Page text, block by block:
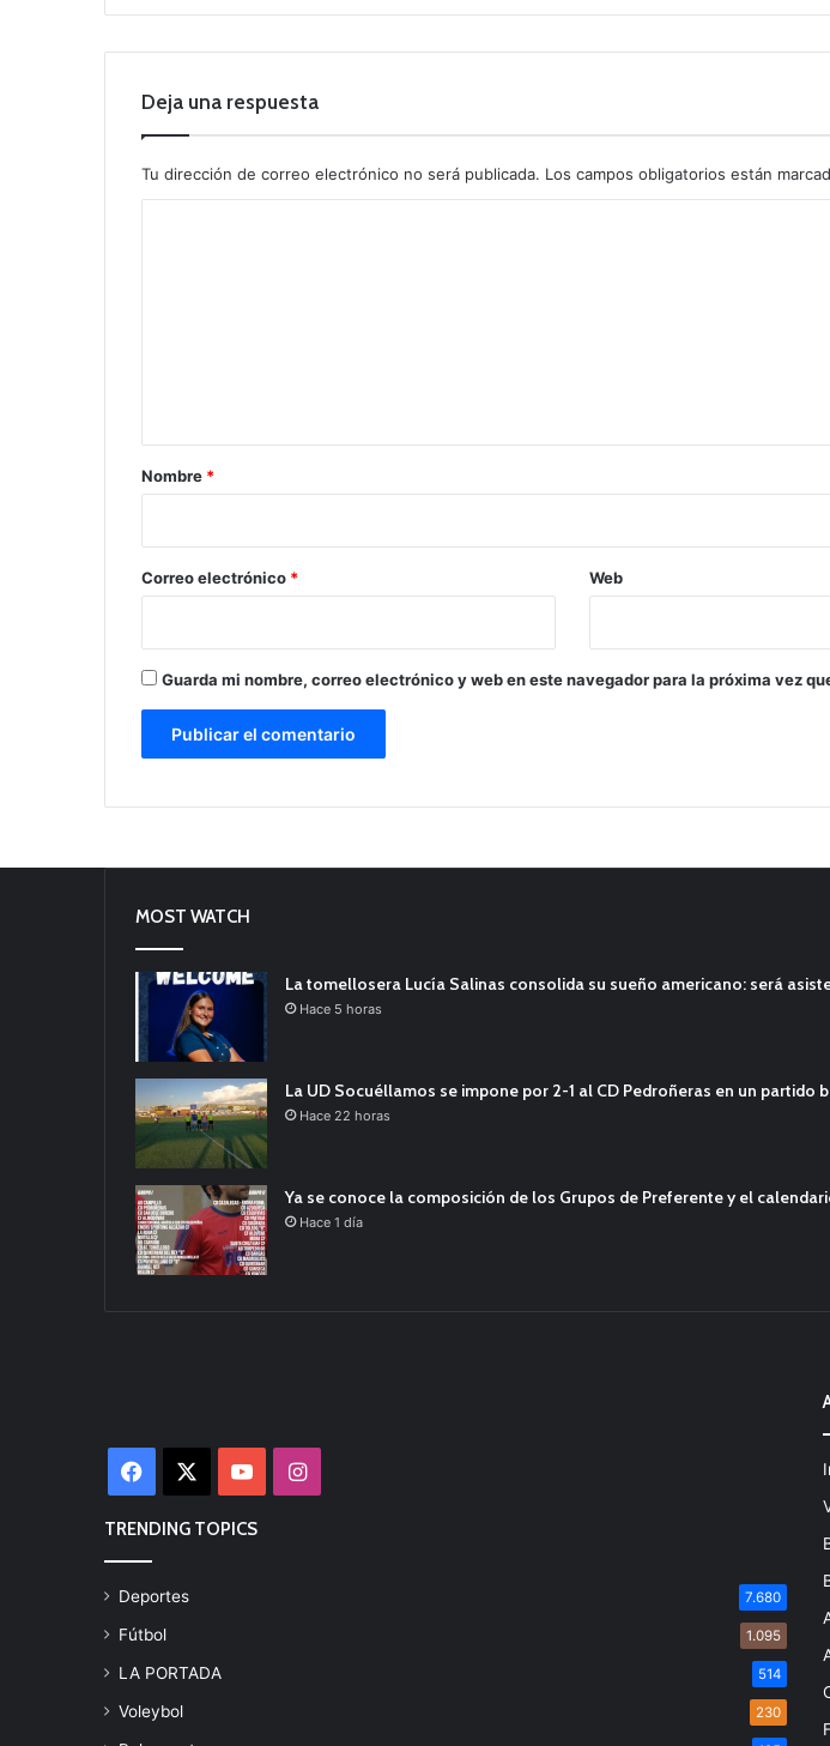
Deja una respuesta
Tu dirección de correo electrónico no será publicada. Los campos obligatorios están
r
*
Nombre *
Correo electrónico * Web
Guarda mi nombre, correo electrónico y web en este navegador para la próxima vez
MOST WATCH
La tomellosera Lucía Salinas consolida su sueño americano: será
Hace 5 horas
La UD Socuéllamos se impone por 2-1 al CD Pedroñeras en un partido
Hace 22 horas
Ya se conoce la composición de los Grupos de Preferente y el
Hace 1 día
Facebook YouTubeInstagram
TRENDING TOPICS
Deportes 7.680
Fútbol 1.095
LA PORTADA 514
Voleybol 230